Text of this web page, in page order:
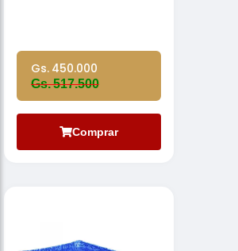
Gs. 450.000
Gs. 517.500
Comprar